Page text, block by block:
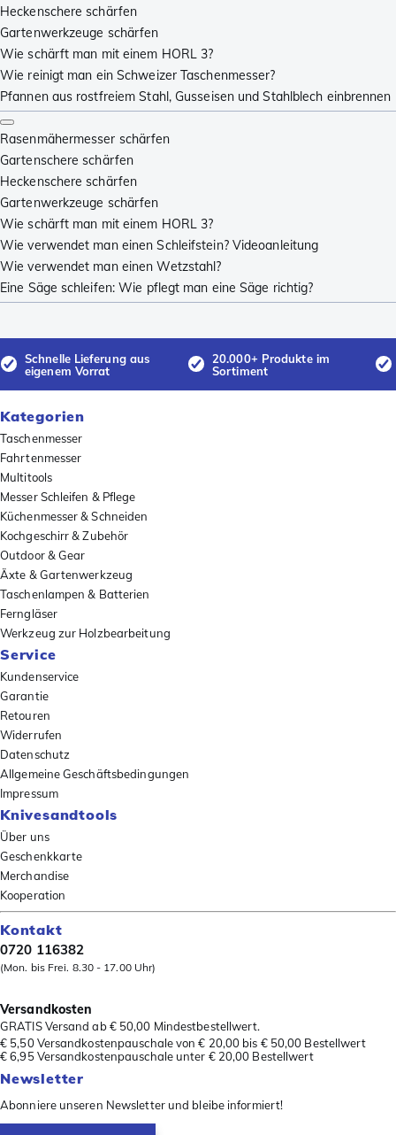
Heckenschere schärfen
Gartenwerkzeuge schärfen
Wie schärft man mit einem HORL 3?
Wie reinigt man ein Schweizer Taschenmesser?
Pfannen aus rostfreiem Stahl, Gusseisen und Stahlblech einbrennen
Rasenmähermesser schärfen
Gartenschere schärfen
Heckenschere schärfen
Gartenwerkzeuge schärfen
Wie schärft man mit einem HORL 3?
Wie verwendet man einen Schleifstein? Videoanleitung
Wie verwendet man einen Wetzstahl?
Eine Säge schleifen: Wie pflegt man eine Säge richtig?
Schnelle Lieferung aus
eigenem Vorrat
20.000+ Produkte im
Sortiment
Kategorien
Taschenmesser
Fahrtenmesser
Multitools
Messer Schleifen & Pflege
Küchenmesser & Schneiden
Kochgeschirr & Zubehör
Outdoor & Gear
Äxte & Gartenwerkzeug
Taschenlampen & Batterien
Ferngläser
Werkzeug zur Holzbearbeitung
Service
Kundenservice
Garantie
Retouren
Widerrufen
Datenschutz
Allgemeine Geschäftsbedingungen
Impressum
Knivesandtools
Über uns
Geschenkkarte
Merchandise
Kooperation
Kontakt
0720 116382
(Mon. bis Frei. 8.30 - 17.00 Uhr)
Versandkosten
GRATIS Versand ab € 50,00 Mindestbestellwert.
€ 5,50 Versandkostenpauschale von € 20,00 bis € 50,00 Bestellwert
€ 6,95 Versandkostenpauschale unter € 20,00 Bestellwert
Newsletter
Abonniere unseren Newsletter und bleibe informiert!